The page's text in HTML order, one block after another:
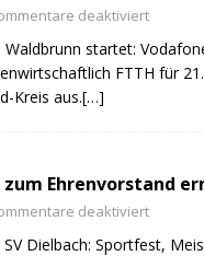
deaktiviert
Waldbrunn startet:
FTTH für
Kreis aus.[…]
Ehrenvorstand
deaktiviert
Dielbach: Sportfest,